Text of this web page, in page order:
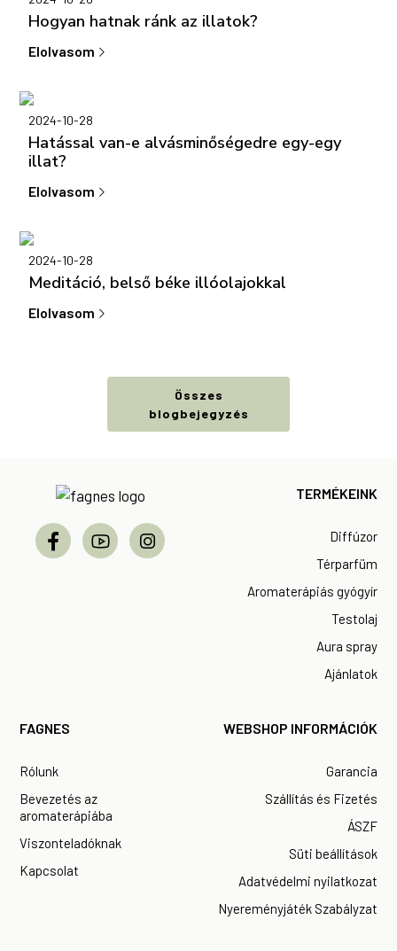
Hogyan hatnak ránk az illatok?
Elolvasom
2024-10-28
Hatással van-e alvásminőségedre egy-egy
illat?
Elolvasom
2024-10-28
Meditáció, belső béke illóolajokkal
Elolvasom
Összes
blogbejegyzés
TERMÉKEINK
Diffúzor
Térparfüm
Aromaterápiás gyógyír
Testolaj
Aura spray
Ajánlatok
FAGNES
Rólunk
Bevezetés az
aromaterápiába
Viszonteladóknak
Kapcsolat
WEBSHOP INFORMÁCIÓK
Garancia
Szállítás és Fizetés
ÁSZF
Süti beállítások
Adatvédelmi nyilatkozat
Nyereményjáték Szabályzat